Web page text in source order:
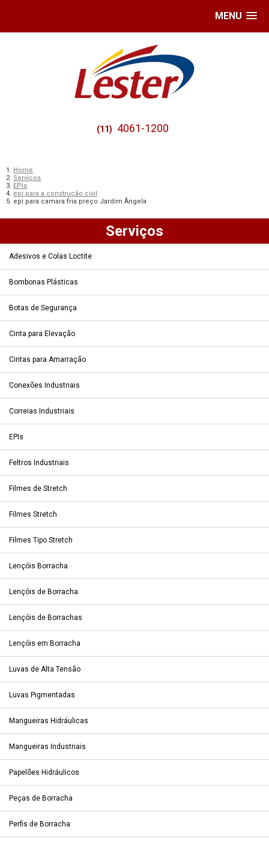
MENU
(11) 4061-1200
Home
Serviços
EPIs
epi para a construção civil
epi para camara fria preço Jardim Ângela
Serviços
Adesivos e Colas Loctite
Bombonas Plásticas
Botas de Segurança
Cinta para Elevação
Cintas para Amarração
Conexões Industriais
Correias Industriais
EPIs
Feltros Industriais
Filmes de Stretch
Filmes Stretch
Filmes Tipo Stretch
Lençóis Borracha
Lençóis de Borracha
Lençóis de Borrachas
Lençóis em Borracha
Luvas de Alta Tensão
Luvas Pigmentadas
Mangueiras Hidráulicas
Mangueiras Industriais
Papelões Hidráulicos
Peças de Borracha
Perfis de Borracha